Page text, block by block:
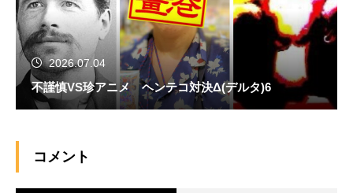
2026.07.04
不謹慎VS珍アニメ ヘンテコ対決Δ(デルタ)6
コメント